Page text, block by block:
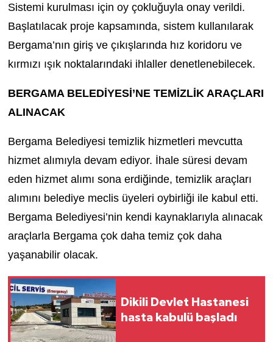
Sistemi kurulması için oy çokluğuyla onay verildi.
Başlatılacak proje kapsamında, sistem kullanılarak
Bergama’nın giriş ve çıkışlarında hız koridoru ve
kırmızı ışık noktalarındaki ihlaller denetlenebilecek.
BERGAMA BELEDİYESİ’NE TEMİZLİK ARAÇLARI
ALINACAK
Bergama Belediyesi temizlik hizmetleri mevcutta
hizmet alımıyla devam ediyor. İhale süresi devam
eden hizmet alımı sona erdiğinde, temizlik araçları
alımını belediye meclis üyeleri oybirliği ile kabul etti.
Bergama Belediyesi’nin kendi kaynaklarıyla alınacak
araçlarla Bergama çok daha temiz çok daha
yaşanabilir olacak.
Dikili Devlet Hastanesi
hasta kabulü başladı